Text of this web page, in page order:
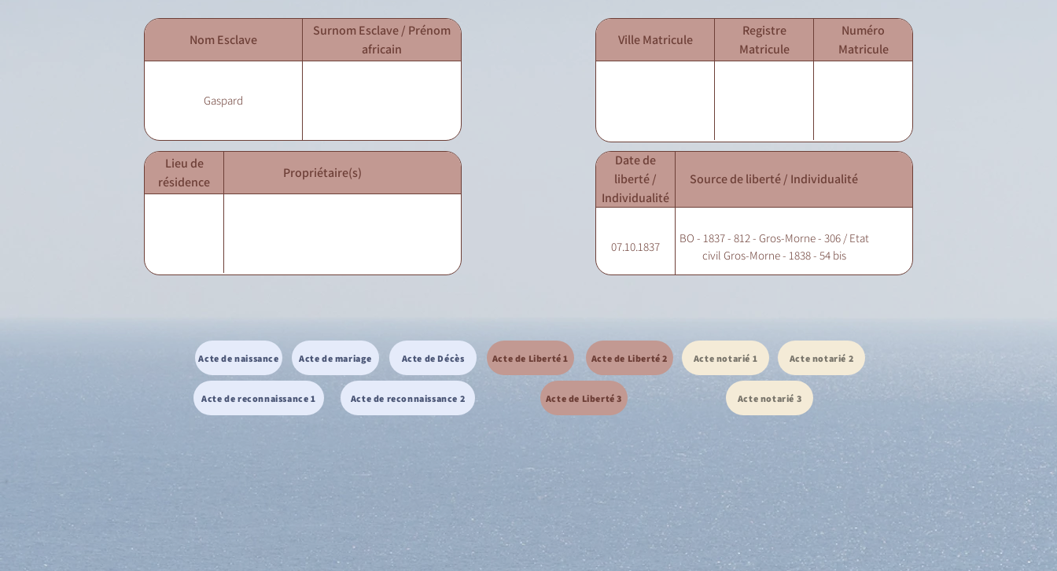
Nom Esclave
Surnom Esclave / Prénom
africain
Gaspard
Ville Matricule
Registre
Matricule
Numéro
Matricule
Lieu de
résidence
Propriétaire(s)
Date de
liberté /
Individualité
Source de liberté / Individualité
07.10.1837
BO - 1837 - 812 - Gros-Morne - 306 / Etat
civil Gros-Morne - 1838 - 54 bis
Acte de naissance Acte de mariage Acte de Décès
Acte de reconnaissance 1 Acte de reconnaissance 2
Acte de Liberté 1 Acte de Liberté 2
Acte de Liberté 3
Acte notarié 1 Acte notarié 2
Acte notarié 3